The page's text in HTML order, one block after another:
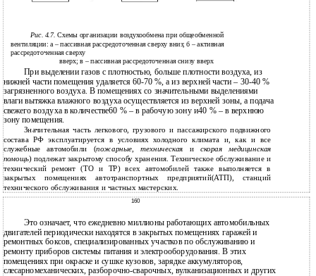
Рис. 4.7. Схемы организации воздухообмена при общеобменной
вентиляции: а – пассивная рассредоточенная сверху вниз; б – активная
рассредоточенная сверху
вверх; в – пассивная рассредоточенная снизу вверх
При выделении газов с плотностью, больше плотности воздуха, из
нижней части помещения удаляется 60-70 %, а из верхней части – 30-40 %
загрязненного воздуха. В помещениях со значительными выделениями
влаги вытяжка влажного воздуха осуществляется из верхней зоны, а подача
свежего воздуха в количестве60 % – в рабочую зону и40 % – в верхнюю
зону помещения.
Значительная часть легкового, грузового и пассажирского подвижного
состава РФ эксплуатируется в условиях холодного климата и, как и все
служебные автомобили (пожарные,техническая и скорая медицинская
помощь) подлежат закрытому способу хранения. Техническое обслуживание и
технический ремонт (ТО и ТР) всех автомобилей также выполняется в
закрытых помещениях автотранспортных предприятий(АТП), станций
технического обслуживания и частных мастерских.
160
Это означает, что ежедневно миллионы работающих автомобильных
двигателей периодически находятся в закрытых помещениях гаражей и
ремонтных боксов, специализированных участков по обслуживанию и
ремонту приборов системы питания и электрооборудования. В этих
помещениях при окраске и сушке кузовов, зарядке аккумуляторов,
слесарномеханических, разборочно-сварочных, вулканизационных и других